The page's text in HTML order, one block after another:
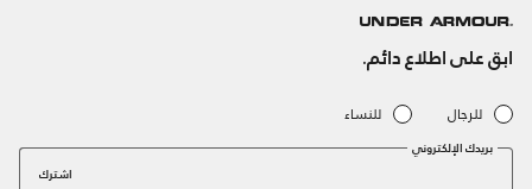
ابق على اطلاع دائم.
للرجال للنساء
بريدك الإلكتروني
اشترك